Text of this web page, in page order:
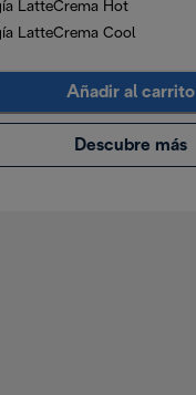
LatteCrema Hot
LatteCrema Cool
Añadir al carrito
Descubre más